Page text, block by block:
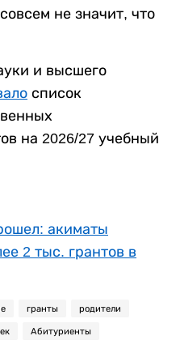
не значит, что
и высшего
список
на 2026/27 учебный
акиматы
2 тыс. грантов в
гранты родители
Абитуриенты